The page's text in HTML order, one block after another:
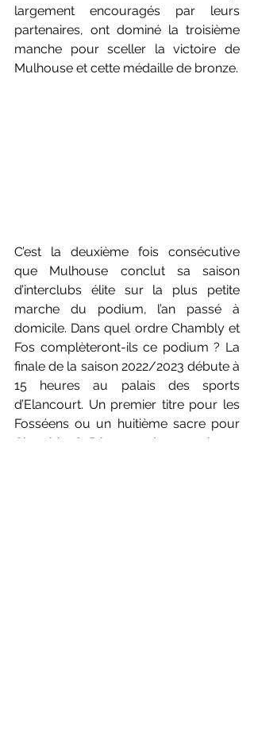
largement encouragés par leurs
partenaires, ont dominé la troisième
manche pour sceller la victoire de
Mulhouse et cette médaille de bronze.
C’est la deuxième fois consécutive
que Mulhouse conclut sa saison
d’interclubs élite sur la plus petite
marche du podium, l’an passé à
domicile. Dans quel ordre Chambly et
Fos complèteront-ils ce podium ? La
finale de la saison 2022/2023 débute à
15 heures au palais des sports
d’Elancourt. Un premier titre pour les
Fosséens ou un huitième sacre pour
Chambly ? Réponse dans quelques